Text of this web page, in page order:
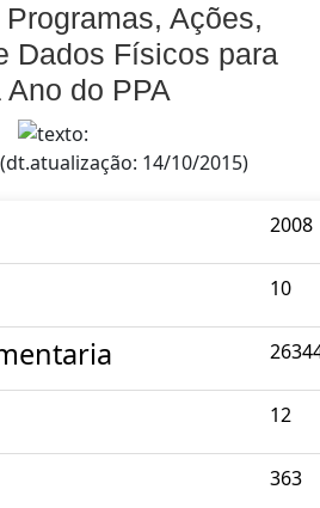
Ações,
Dados Físicos para
Ano do PPA
(dt.atualização: 14/10/2015)
2008
10
12
363